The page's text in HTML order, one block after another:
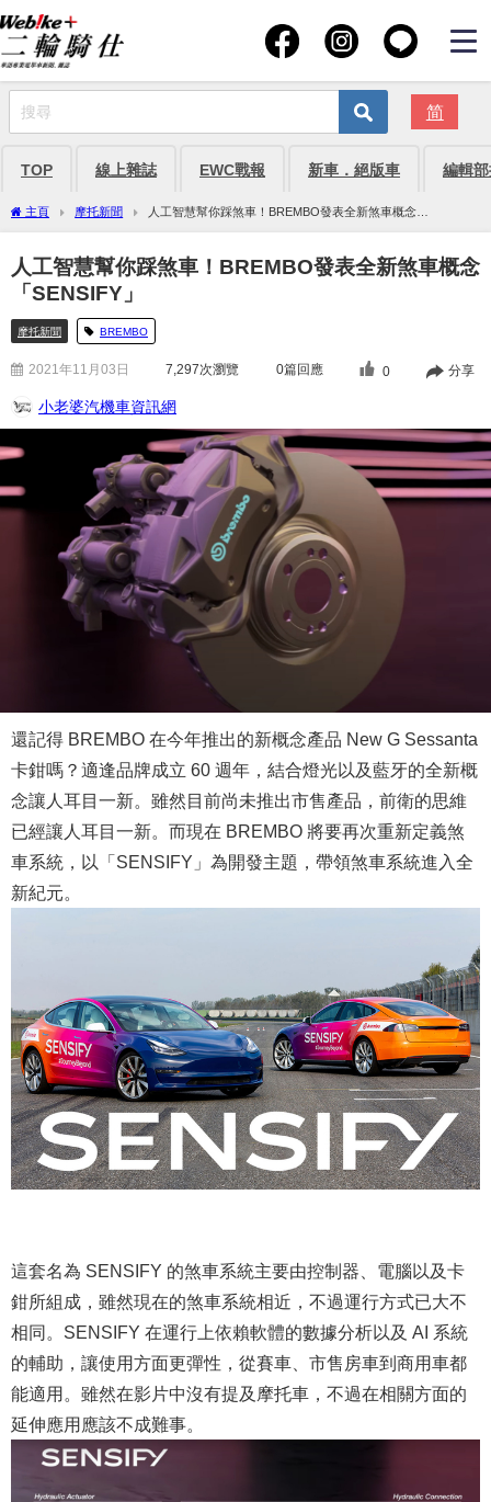
简
TOP 線上雜誌 EWC戰報 新車．絕版車 編輯
主頁 摩托新聞
人工智慧幫你踩煞車！BREMBO發表全新煞車概念
「SENSIFY」
人工智慧幫你踩煞車！BREMBO發表全新煞車概念
「SENSIFY」
摩托新聞 BREMBO
2021年11月03日 7,297次瀏覽 0篇回應 0 分享
小老婆汽機車資訊網
還記得 BREMBO 在今年推出的新概念產品 New G Sessanta
卡鉗嗎？適逢品牌成立 60 週年，結合燈光以及藍牙的全新概
念讓人耳目一新。雖然目前尚未推出市售產品，前衛的思維
已經讓人耳目一新。而現在 BREMBO 將要再次重新定義煞
車系統，以「SENSIFY」為開發主題，帶領煞車系統進入全
新紀元。
這套名為 SENSIFY 的煞車系統主要由控制器、電腦以及卡
鉗所組成，雖然現在的煞車系統相近，不過運行方式已大不
相同。SENSIFY 在運行上依賴軟體的數據分析以及 AI 系統
的輔助，讓使用方面更彈性，從賽車、市售房車到商用車都
能適用。雖然在影片中沒有提及摩托車，不過在相關方面的
延伸應用應該不成難事。